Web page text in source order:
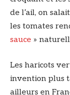
de l’ail, on
les tomates
sauce »
Les haricots
invention plus
ailleurs en